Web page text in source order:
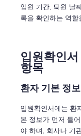
입원 기간, 퇴원 날
록을 확인하는 역할
입원확인
항목
환자 기본 정보
입원확인서에는 환
본 정보가 먼저 들
야 하며, 회사나 기